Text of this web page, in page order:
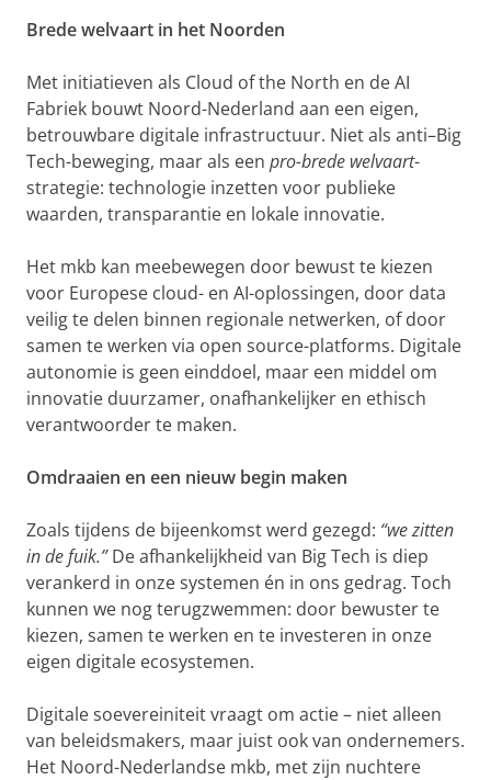
Brede welvaart in het Noorden
Met initiatieven als Cloud of the North en de AI
Fabriek bouwt Noord-Nederland aan een eigen,
betrouwbare digitale infrastructuur. Niet als anti–Big
Tech-beweging, maar als een pro-brede welvaart-
strategie: technologie inzetten voor publieke
waarden, transparantie en lokale innovatie.
Het mkb kan meebewegen door bewust te kiezen
voor Europese cloud- en AI-oplossingen, door data
veilig te delen binnen regionale netwerken, of door
samen te werken via open source-platforms. Digitale
autonomie is geen einddoel, maar een middel om
innovatie duurzamer, onafhankelijker en ethisch
verantwoorder te maken.
Omdraaien en een nieuw begin maken
Zoals tijdens de bijeenkomst werd gezegd: “we zitten
in de fuik.”De afhankelijkheid van Big Tech is diep
verankerd in onze systemen én in ons gedrag. Toch
kunnen we nog terugzwemmen: door bewuster te
kiezen, samen te werken en te investeren in onze
eigen digitale ecosystemen.
Digitale soevereiniteit vraagt om actie – niet alleen
van beleidsmakers, maar juist ook van ondernemers.
Het Noord-Nederlandse mkb, met zijn nuchtere